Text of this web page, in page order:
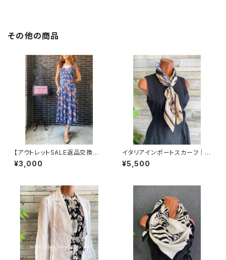
その他の商品
【アウトレットSALE返品交換不
可8/20まで】フランス製インポ
ート・ロング丈マキシワンピース
¥3,000
イタリアインポートスカーフ｜小
さめツヤスカーフ・SILK風 バッ
グスカーフ/ブルーストライプ・チ
¥5,500